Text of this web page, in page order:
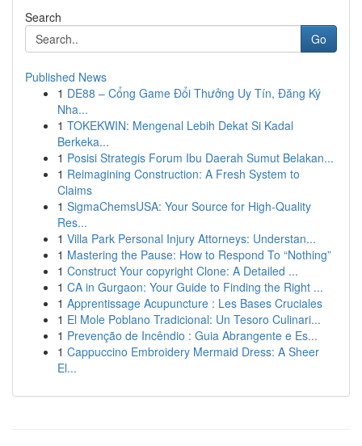
Search
Go
Published News
1 DE88 – Cổng Game Đổi Thưởng Uy Tín, Đăng Ký
Nha...
1 TOKEKWIN: Mengenal Lebih Dekat Si Kadal
Berkeka...
1 Posisi Strategis Forum Ibu Daerah Sumut Belakan...
1 Reimagining Construction: A Fresh System to
Claims
1 SigmaChemsUSA: Your Source for High-Quality
Res...
1 Villa Park Personal Injury Attorneys: Understan...
1 Mastering the Pause: How to Respond To “Nothing”
1 Construct Your copyright Clone: A Detailed ...
1 CA in Gurgaon: Your Guide to Finding the Right ...
1 Apprentissage Acupuncture : Les Bases Cruciales
1 El Mole Poblano Tradicional: Un Tesoro Culinari...
1 Prevenção de Incêndio : Guia Abrangente e Es...
1 Cappuccino Embroidery Mermaid Dress: A Sheer
El...